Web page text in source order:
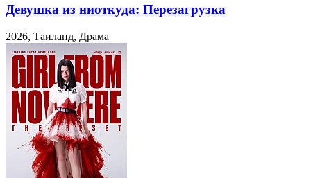
Девушка из ниоткуда: Перезагрузка
2026, Таиланд, Драма